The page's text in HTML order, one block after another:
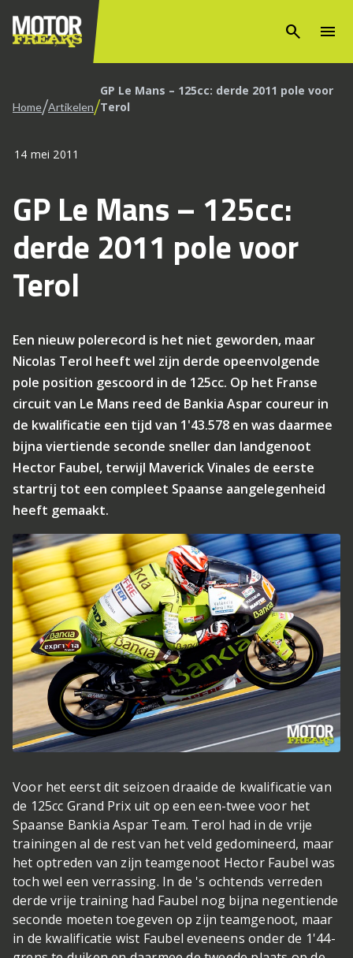
search menu
Home/Artikelen/GP Le Mans – 125cc: derde 2011 pole voor
Terol
14 mei 2011
GP Le Mans – 125cc:
derde 2011 pole voor
Terol
Een nieuw polerecord is het niet geworden, maar
Nicolas Terol heeft wel zijn derde opeenvolgende
pole position gescoord in de 125cc. Op het Franse
circuit van Le Mans reed de Bankia Aspar coureur in
de kwalificatie een tijd van 1'43.578 en was daarmee
bijna viertiende seconde sneller dan landgenoot
Hector Faubel, terwijl Maverick Vinales de eerste
startrij tot een compleet Spaanse aangelegenheid
heeft gemaakt.
Voor het eerst dit seizoen draaide de kwalificatie van
de 125cc Grand Prix uit op een een-twee voor het
Spaanse Bankia Aspar Team. Terol had in de vrije
trainingen al de rest van het veld gedomineerd, maar
het optreden van zijn teamgenoot Hector Faubel was
toch wel een verrassing. In de 's ochtends verreden
derde vrije training had Faubel nog bijna negentiende
seconde moeten toegeven op zijn teamgenoot, maar
in de kwalificatie wist Faubel eveneens onder de 1'44-